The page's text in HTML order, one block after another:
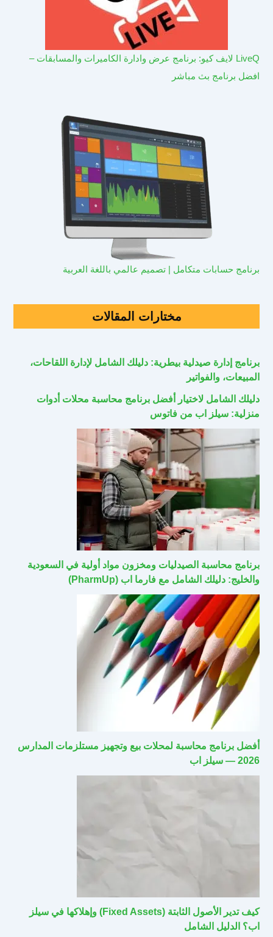
LiveQ لايف كيو: برنامج عرض وادارة الكاميرات والمسابقات –
افضل برنامج بث مباشر
برنامج حسابات متكامل | تصميم عالمي باللغة العربية
مختارات المقالات
برنامج إدارة صيدلية بيطرية: دليلك الشامل لإدارة اللقاحات،
المبيعات، والفواتير
دليلك الشامل لاختيار أفضل برنامج محاسبة محلات أدوات
منزلية: سيلز اب من فاتوس
برنامج محاسبة الصيدليات ومخزون مواد أولية في السعودية
والخليج: دليلك الشامل مع فارما اب (PharmUp)
أفضل برنامج محاسبة لمحلات بيع وتجهيز مستلزمات المدارس
2026 — سيلز اب
كيف تدير الأصول الثابتة (Fixed Assets) وإهلاكها في سيلز
اب؟ الدليل الشامل